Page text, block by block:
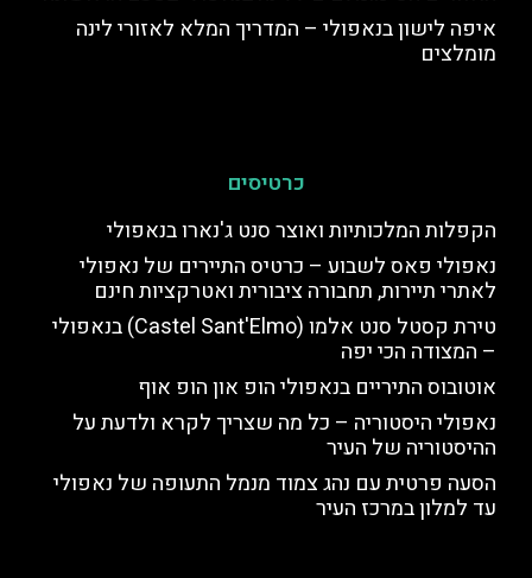
איפה לישון בנאפולי – המדריך המלא לאזורי לינה
מומלצים
כרטיסים
הקפלות המלכותיות ואוצר סנט ג'נארו בנאפולי
נאפולי פאס לשבוע – כרטיס התיירים של נאפולי
לאתרי תיירות, תחבורה ציבורית ואטרקציות חינם
טירת קסטל סנט אלמו (Castel Sant'Elmo) בנאפולי
– המצודה הכי יפה
אוטובוס התיריים בנאפולי הופ און הופ אוף
נאפולי היסטוריה – כל מה שצריך לקרא ולדעת על
ההיסטוריה של העיר
הסעה פרטית עם נהג צמוד מנמל התעופה של נאפולי
עד למלון במרכז העיר